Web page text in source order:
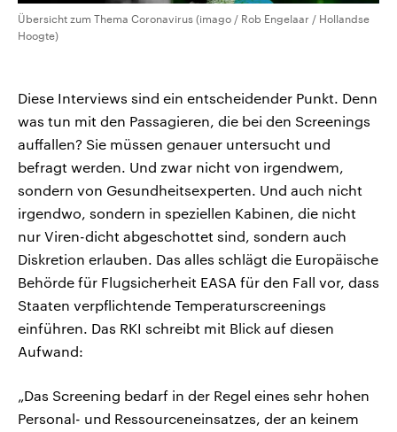
Übersicht zum Thema Coronavirus (imago / Rob Engelaar / Hollandse
Hoogte)
Diese Interviews sind ein entscheidender Punkt. Denn
was tun mit den Passagieren, die bei den Screenings
auffallen? Sie müssen genauer untersucht und
befragt werden. Und zwar nicht von irgendwem,
sondern von Gesundheitsexperten. Und auch nicht
irgendwo, sondern in speziellen Kabinen, die nicht
nur Viren-dicht abgeschottet sind, sondern auch
Diskretion erlauben. Das alles schlägt die Europäische
Behörde für Flugsicherheit EASA für den Fall vor, dass
Staaten verpflichtende Temperaturscreenings
einführen. Das RKI schreibt mit Blick auf diesen
Aufwand:
„Das Screening bedarf in der Regel eines sehr hohen
Personal- und Ressourceneinsatzes, der an keinem